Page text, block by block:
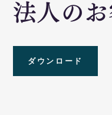
法人の
ダウンロード